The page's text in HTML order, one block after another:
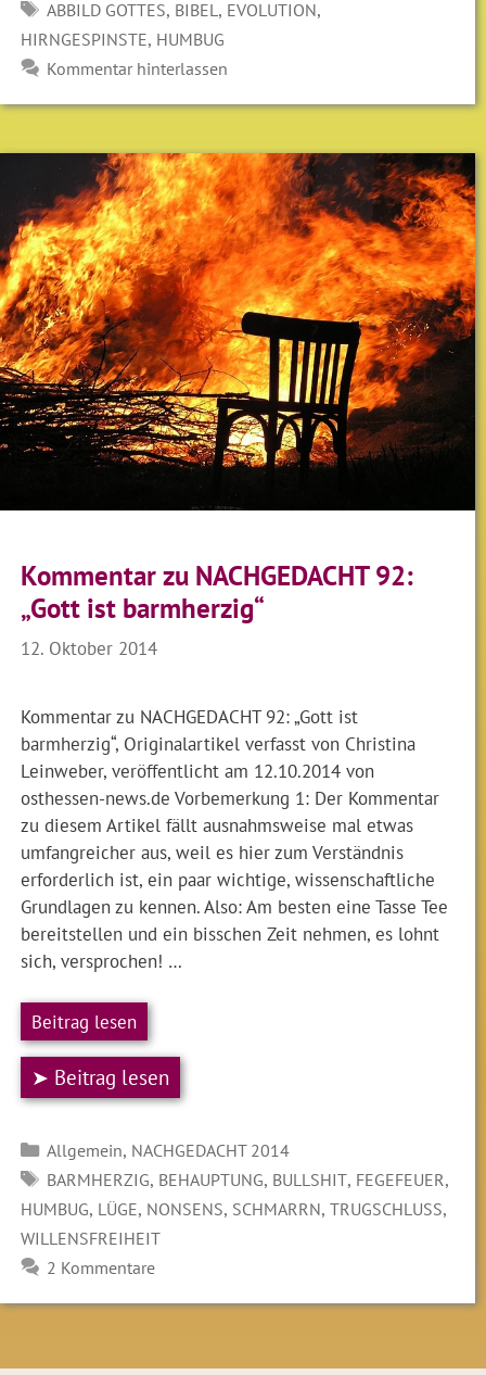
SCHLAGWÖRTER
ABBILD GOTTES, BIBEL , EVOLUTION,
HIRNGESPINSTE, HUMBUG
Kommentar hinterlassen
Kommentar zu NACHGEDACHT 92:
„Gott ist barmherzig“
12. Oktober 2014
Kommentar zu NACHGEDACHT 92: „Gott ist
barmherzig“, Originalartikel verfasst von Christina
Leinweber, veröffentlicht am 12.10.2014 von
osthessen-news.de Vorbemerkung 1: Der Kommentar
zu diesem Artikel fällt ausnahmsweise mal etwas
umfangreicher aus, weil es hier zum Verständnis
erforderlich ist, ein paar wichtige, wissenschaftliche
Grundlagen zu kennen. Also: Am besten eine Tasse Tee
bereitstellen und ein bisschen Zeit nehmen, es lohnt
sich, versprochen! …
Beitrag lesen
➤ Beitrag lesen
Kategorien
Allgemein, NACHGEDACHT 2014
SCHLAGWÖRTER
BARMHERZIG, BEHAUPTUNG, BULLSHIT, FEGEFEUER,
HUMBUG, LÜGE, NONSENS, SCHMARRN,TRUGSCHLUSS,
WILLENSFREIHEIT
2 Kommentare